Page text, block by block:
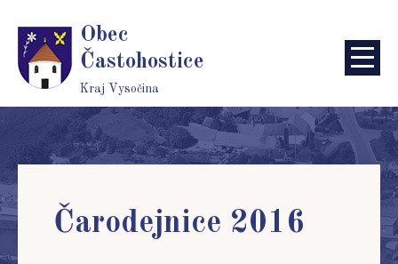
Obec
Častohostice
Kraj Vysočina
Čarodejnice 2016